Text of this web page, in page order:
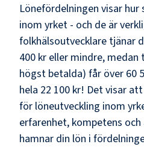
Lönefördelningen visar
inom yrket - och de är
folkhälsoutvecklare tjänar
400 kr eller mindre,
högst betalda) får över 60
hela 22 100 kr! Det visar
för löneutveckling inom
erfarenhet, kompetens
hamnar din lön i